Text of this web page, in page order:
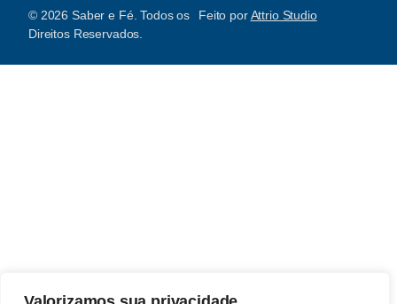
© 2026 Saber e Fé. Todos os
Direitos Reservados.
Feito porAttrio Studio